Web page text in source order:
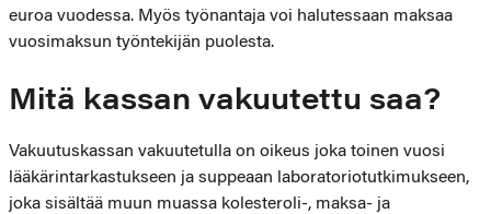
euroa vuodessa. Myös työnantaja voi halutessaan maksaa
vuosimaksun työntekijän puolesta.
Mitä kassan vakuutettu saa?
Vakuutuskassan vakuutetulla on oikeus joka toinen vuosi
lääkärintarkastukseen ja suppeaan laboratoriotutkimukseen,
joka sisältää muun muassa kolesteroli-, maksa- ja